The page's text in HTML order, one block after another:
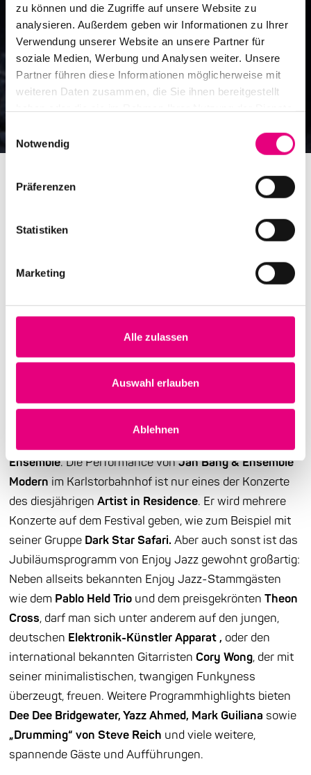
zu können und die Zugriffe auf unsere Website zu
analysieren. Außerdem geben wir Informationen zu Ihrer
Verwendung unserer Website an unsere Partner für
soziale Medien, Werbung und Analysen weiter. Unsere
Partner führen diese Informationen möglicherweise mit
weiteren Daten zusammen, die Sie ihnen bereitgestellt
Einwilligungsauswahl
Notwendig
Präferenzen
Statistiken
Marketing
Alle zulassen
Auswahl erlauben
Ablehnen
Das Enjoy Jazz Programm 2019
Auf der erfolgreichen Pressekonferenz am 05.07. im
Europäischen Hof hat Festivalleiter Rainer Kern das
Jazz Festival Tradition schätzt, aber auch Innovation
und Kreativität fördert, zeigen auch die diesjährigen
Künstler und Künstlerinnen. Eröffnet wird das Festival
in diesem Jahr vonCarla Bley Trios, wiedervereint im
Billy Drummond
Ensemble. Die Performance vonJan Bang & Ensemble
Modern im Karlstorbahnhof ist nur eines der Konzerte
des diesjährigenArtist in Residence. Er wird mehrere
Konzerte auf dem Festival geben, wie zum Beispiel mit
seiner Gruppe Dark Star Safari. Aber auch sonst ist das
Jubiläumsprogramm von Enjoy Jazz gewohnt großartig:
Neben allseits bekannten Enjoy Jazz-Stammgästen
wie dem Pablo Held Trio und dem preisgekröntenTheon
Cross, darf man sich unter anderem auf den jungen,
deutschen Elektronik-Künstler Apparat , oder den
international bekannten Gitarristen Cory Wong, der mit
seiner minimalistischen, twangigen Funkyness
überzeugt, freuen. Weitere Programmhighlights bieten
Dee Dee Bridgewater, Yazz Ahmed, Mark Guiliana sowie
„Drumming“ von Steve Reich und viele weitere,
spannende Gäste und Aufführungen.